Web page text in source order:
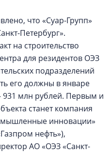
что «Суар-Групп»
Петербург».
на строительство
для резидентов ОЭЗ
подразделений
его должны в январе
931 млн рублей. Первым и
станет компания
инновации»
нефть»),
АО «ОЭЗ «Санкт-